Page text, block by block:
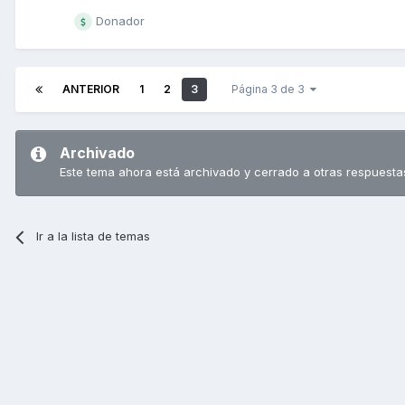
Donador
ANTERIOR 1 2 3 Página 3 de 3
Archivado
Este tema ahora está archivado y cerrado a otras
Ir a la lista de temas